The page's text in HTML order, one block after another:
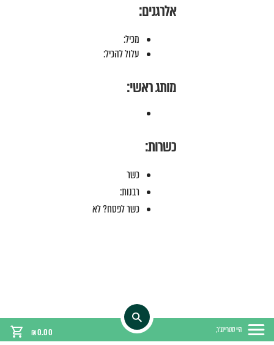
אלרגנים:
מכיל:
עלול להכיל:
מותג ראשי:
כשרות:
כשר
רבנות:
כשר לפסח? לא
היי סטריינג'ר, ₪0.00